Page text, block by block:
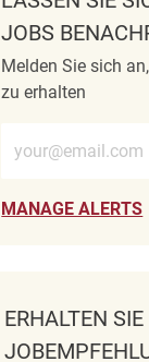
JOBS
Melden Sie sich
zu erhalten
E-Mail-Adresse
MANAGE ALERTS
ERHALTEN SIE